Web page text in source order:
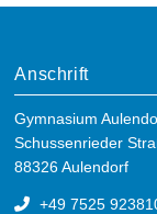
Anschrift
Gymnasium
Schussenrieder
88326 Aulendorf
+49 7525